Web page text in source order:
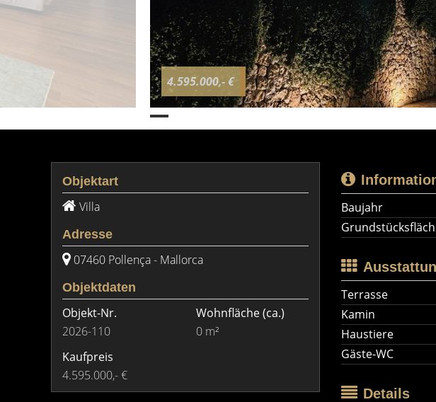
4.595.000,- €
Objektart
Villa
Adresse
07460 Pollença - Mallorca
Objektdaten
Objekt-Nr.
2026-110
Wohnfläche(ca.)
0 m²
Kaufpreis
4.595.000,- €
Baujahr
Terrasse
Kamin
Haustiere
Gäste-WC
Details